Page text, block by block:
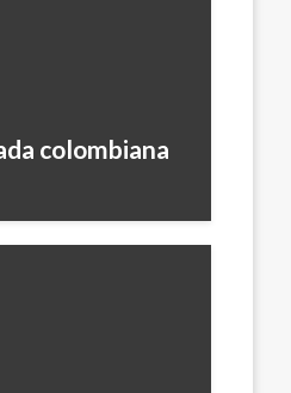
colombiana